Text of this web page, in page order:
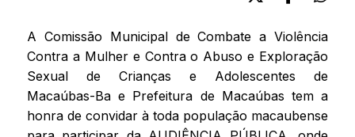
A Comissão Municipal de Combate a Violência
Contra a Mulher e Contra o Abuso e Exploração
Sexual de Crianças e Adolescentes de
Macaúbas-Ba e Prefeitura de Macaúbas tem a
honra de convidar à toda população macaubense